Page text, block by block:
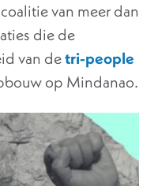
van meer dan
die de
van detri-people
op Mindanao.